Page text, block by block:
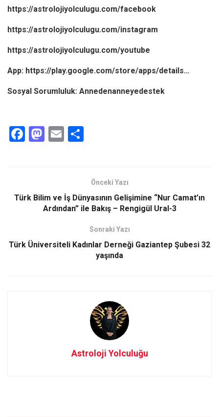
https://astrolojiyolculugu.com/facebook
https://astrolojiyolculugu.com/instagram
https://astrolojiyolculugu.com/youtube
App: https://play.google.com/store/apps/details…
Sosyal Sorumluluk: Annedenanneyedestek
F
o
M
d
o
E
Önceki Yazı
Türk Bilim ve İş Dünyasının Gelişimine “Nur Camat’ın
Ardından” ile Bakış – Rengigül Ural-3
Sonraki Yazı
Türk Üniversiteli Kadınlar Derneği Gaziantep Şubesi 32
yaşında
Astroloji Yolculuğu